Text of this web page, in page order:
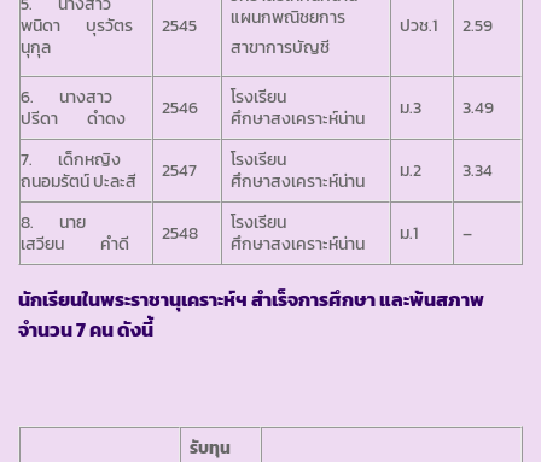
พนิดา บุรวัตร
นุกุล
2545
แผนกพณิชยการ
สาขาการบัญชี
ปวช.1 2.59
6. นางสาว
ปรีดา ดำดง
2546
โรงเรียน
ศึกษาสงเคราะห์น่าน
ม.3
3.49
7. เด็กหญิง
ถนอมรัตน์ ปะละสี
2547
โรงเรียน
ศึกษาสงเคราะห์น่าน
ม.2
3.34
8. นาย
เสวียน คำดี
2548
โรงเรียน
ศึกษาสงเคราะห์น่าน
ม.1 –
นักเรียนในพระราชานุเคราะห์ฯ สำเร็จการศึกษา และพ้นสภาพ
จำนวน7 คน ดังนี้
รับทุน